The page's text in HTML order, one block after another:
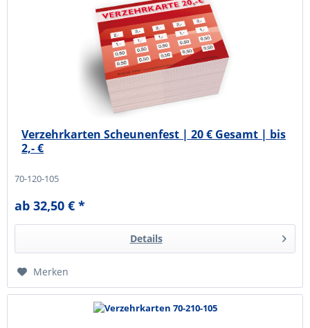
Verzehrkarten Scheunenfest | 20 € Gesamt | bis
2,- €
70-120-105
ab 32,50 € *
Details
Merken